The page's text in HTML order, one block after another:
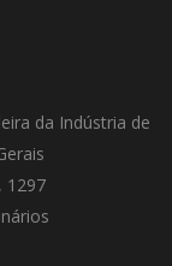
da Indústria de
1297